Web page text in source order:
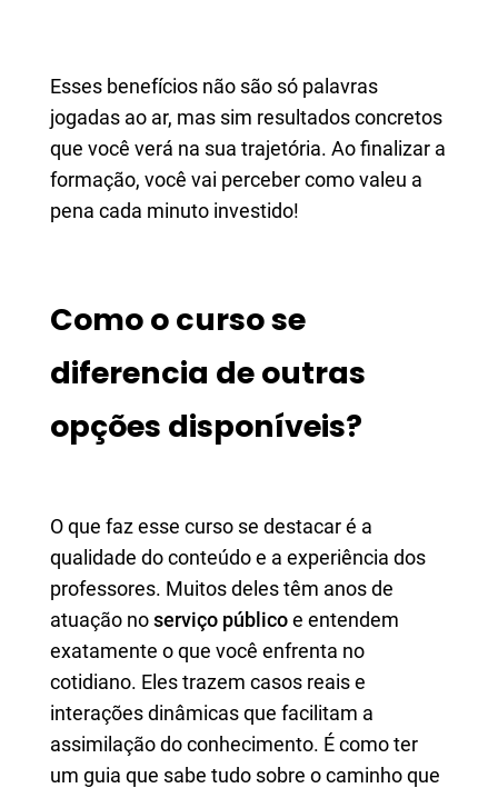
Esses benefícios não são só palavras
jogadas ao ar, mas sim resultados concretos
que você verá na sua trajetória. Ao finalizar a
formação, você vai perceber como valeu a
pena cada minuto investido!
Como o curso se
diferencia de outras
opções disponíveis?
O que faz esse curso se destacar é a
qualidade do conteúdo e a experiência dos
professores. Muitos deles têm anos de
atuação noserviço públicoe entendem
exatamente o que você enfrenta no
cotidiano. Eles trazem casos reais e
interações dinâmicas que facilitam a
assimilação do conhecimento. É como ter
um guia que sabe tudo sobre o caminho que